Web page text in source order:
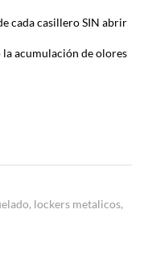
cada casillero SIN abrir
acumulación de olores
, lockers metalicos,